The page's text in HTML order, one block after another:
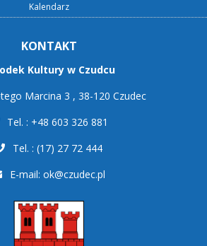
Kalendarz
KONTAKT
Kultury w Czudcu
Marcina 3 , 38-120 Czudec
Tel. : +48 603 326 881
Tel. : (17) 27 72 444
E-mail: ok@czudec.pl